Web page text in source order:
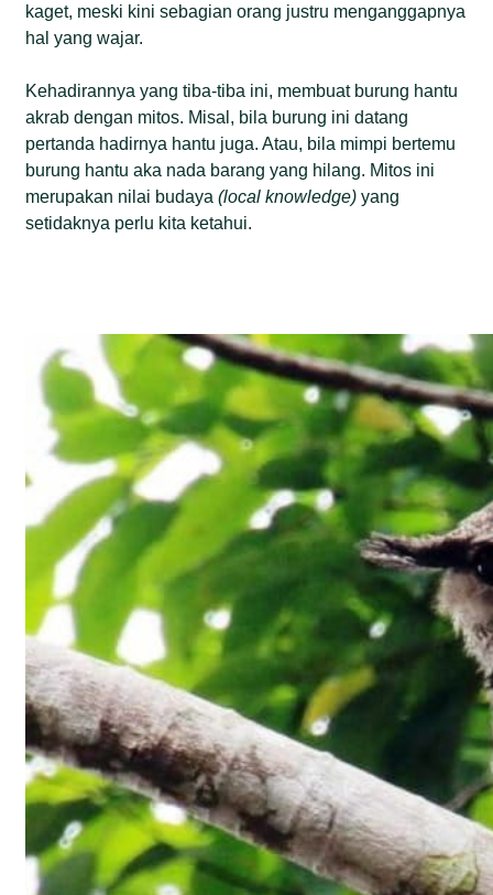
kaget, meski kini sebagian orang justru menganggapnya
hal yang wajar.
Kehadirannya yang tiba-tiba ini, membuat burung hantu
akrab dengan mitos. Misal, bila burung ini datang
pertanda hadirnya hantu juga. Atau, bila mimpi bertemu
burung hantu aka nada barang yang hilang. Mitos ini
merupakan nilai budaya(local knowledge) yang
setidaknya perlu kita ketahui.